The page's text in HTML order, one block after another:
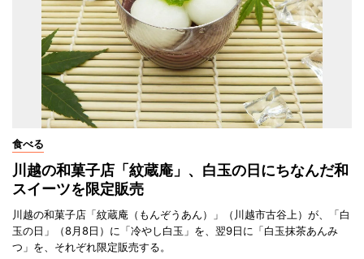
食べる
川越の和菓子店「紋蔵庵」、白玉の日にちなんだ和
スイーツを限定販売
川越の和菓子店「紋蔵庵（もんぞうあん）」（川越市古谷上）が、「白
玉の日」（8月8日）に「冷やし白玉」を、翌9日に「白玉抹茶あんみ
つ」を、それぞれ限定販売する。